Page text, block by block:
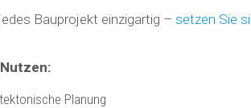
Bauprojekt einzigartig – setzen Sie
Planung